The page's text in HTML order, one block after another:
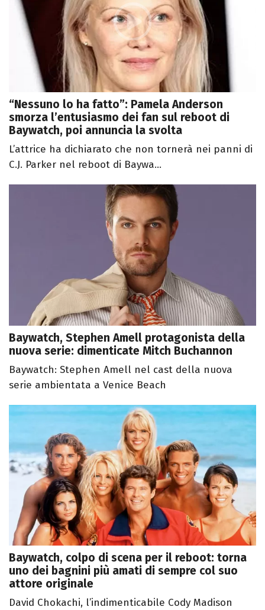
“Nessuno lo ha fatto”: Pamela Anderson
smorza l’entusiasmo dei fan sul reboot di
Baywatch, poi annuncia la svolta
L’attrice ha dichiarato che non tornerà nei panni di
C.J. Parker nel reboot di Baywa...
Baywatch, Stephen Amell protagonista della
nuova serie: dimenticate Mitch Buchannon
Baywatch: Stephen Amell nel cast della nuova
serie ambientata a Venice Beach
Baywatch, colpo di scena per il reboot: torna
uno dei bagnini più amati di sempre col suo
attore originale
David Chokachi, l’indimenticabile Cody Madison